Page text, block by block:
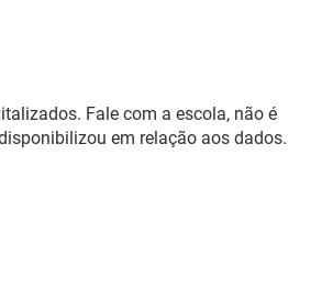
Fale com a escola, não é
em relação aos dados.